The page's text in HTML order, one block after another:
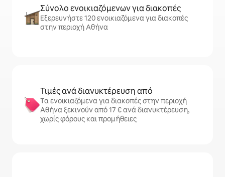
Σύνολο ενοικιαζόμενων για διακοπές
Εξερευνήστε 120 ενοικιαζόμενα για διακοπές
στην περιοχή Αθήνα
Τιμές ανά διανυκτέρευση από
Τα ενοικιαζόμενα για διακοπές στην περιοχή
Αθήνα ξεκινούν από 17 € ανά διανυκτέρευση,
χωρίς φόρους και προμήθειες